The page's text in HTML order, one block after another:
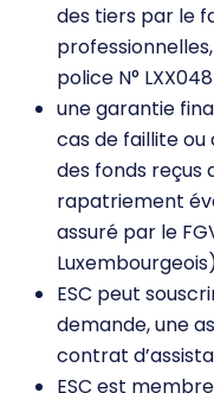
des tiers par le
police N°
une garantie
cas de faillite ou
des fonds reçus
rapatriement
assuré par le
ESC peut
demande, une
contrat
ESC est membre